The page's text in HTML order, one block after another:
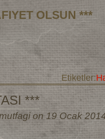
OLSUN ***
Etiketler:
***
on 19 Ocak